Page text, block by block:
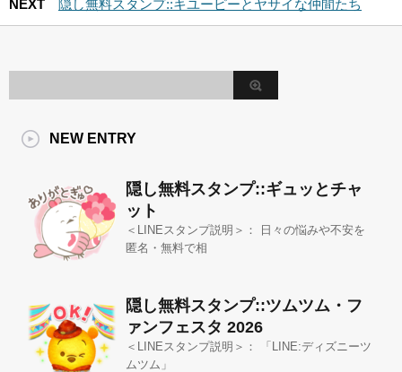
NEXT
隠し無料スタンプ::キユーピーとヤサイな仲間たち
NEW ENTRY
隠し無料スタンプ::ギュッとチャ
ット
＜LINEスタンプ説明＞： 日々の悩みや不安を
匿名・無料で相
隠し無料スタンプ::ツムツム・フ
ァンフェスタ 2026
＜LINEスタンプ説明＞： 「LINE:ディズニーツ
ムツム」